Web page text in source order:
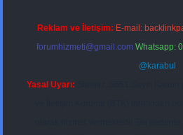
Reklam ve İletişim: E-mail:
forumhizmeti@gmail.com Whatsapp:
@karabul
Yasal Uyarı: